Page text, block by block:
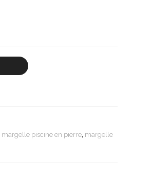
margelle piscine en pierre, margelle